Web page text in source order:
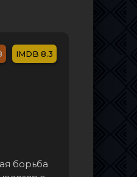
8.3
борьба